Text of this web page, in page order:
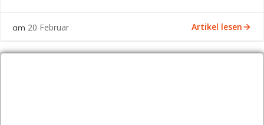
am 20 Februar Artikel lesen